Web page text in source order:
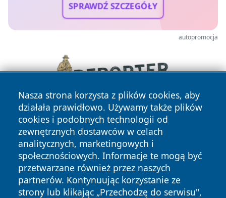
SPRAWDŹ SZCZEGÓŁY
autopromocja
Nasza strona korzysta z plików cookies, aby
działała prawidłowo. Używamy także plików
cookies i podobnych technologii od
zewnętrznych dostawców w celach
analitycznych, marketingowych i
społecznościowych. Informacje te mogą być
przetwarzane również przez naszych
partnerów. Kontynuując korzystanie ze
strony lub klikając „Przechodzę do serwisu",
Copyright © 2026 wrotazabrza.pl Wszystkie prawa
zastrzeżone.